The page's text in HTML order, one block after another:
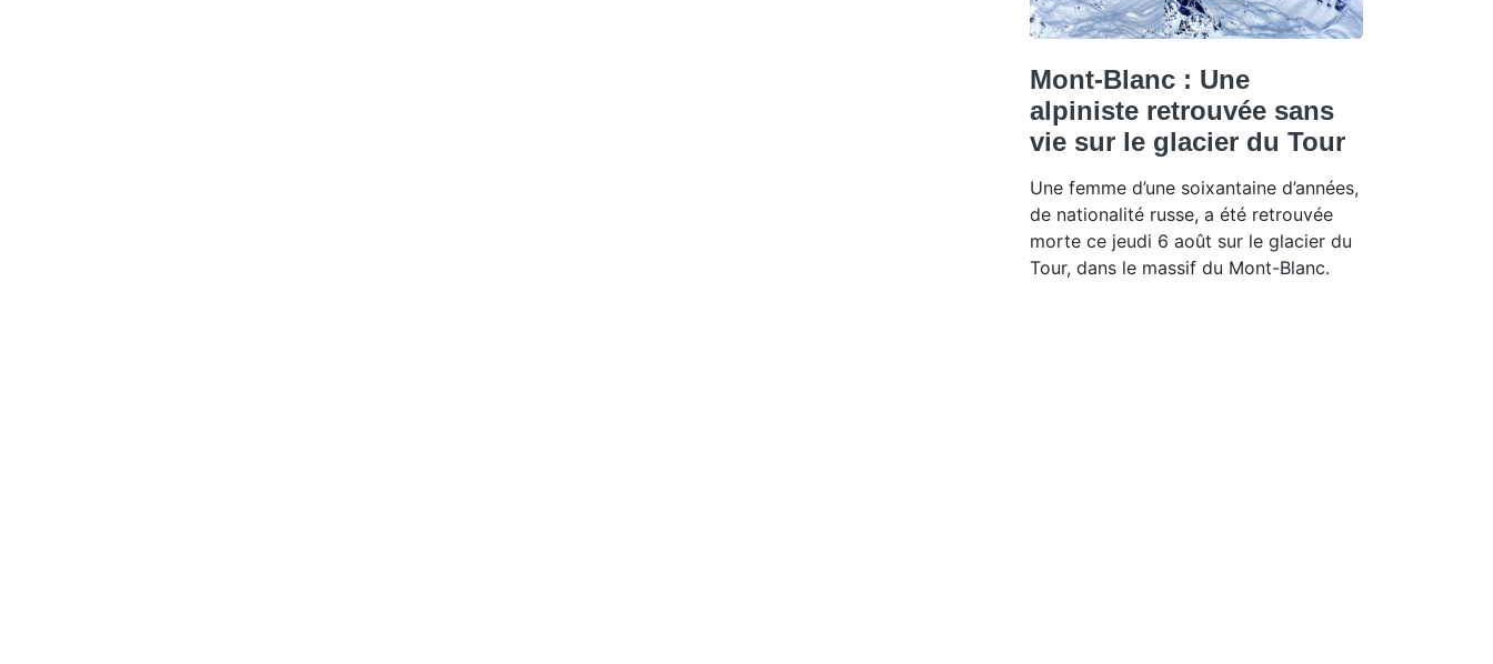
Mont-Blanc : Une
alpiniste retrouvée sans
vie sur le glacier du Tour
Une femme d’une soixantaine d’années,
de nationalité russe, a été retrouvée
morte ce jeudi 6 août sur le glacier du
Tour, dans le massif du Mont-Blanc.